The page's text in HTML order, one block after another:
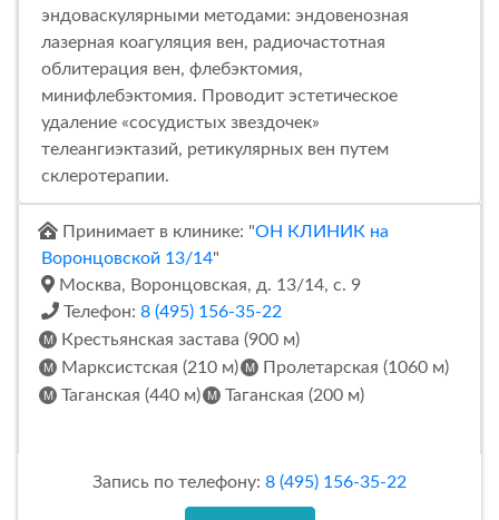
эндоваскулярными методами: эндовенозная
лазерная коагуляция вен, радиочастотная
облитерация вен, флебэктомия,
минифлебэктомия. Проводит эстетическое
удаление «сосудистых звездочек»
телеангиэктазий, ретикулярных вен путем
склеротерапии.
Принимает в клинике: "ОН КЛИНИК на
Воронцовской 13/14"
Москва, Воронцовская, д. 13/14, с. 9
Телефон: 8 (495) 156-35-22
Крестьянская застава (900 м)
Марксистская (210 м)
Пролетарская (1060 м)
Таганская (440 м)
Таганская (200 м)
Запись по телефону: 8 (495) 156-35-22